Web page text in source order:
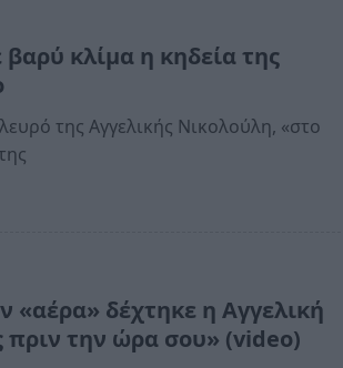
κλίμα η κηδεία της
της Αγγελικής Νικολούλη, «στο
«αέρα» δέχτηκε η Αγγελική
πριν την ώρα σου» (video)